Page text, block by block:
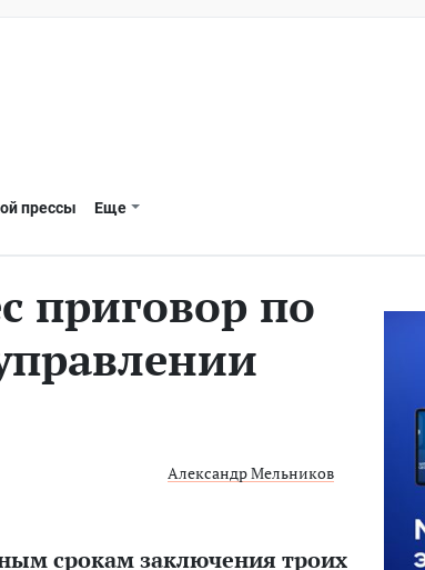
прессы Еще
приговор по
Александр Мельников
срокам заключения троих